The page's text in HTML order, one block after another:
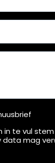
in te vul
data mag